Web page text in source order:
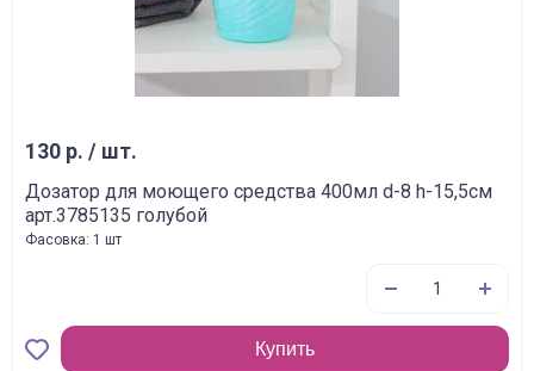
130 р. / шт.
Дозатор для моющего средства 400мл d-8 h-15,5см
арт.3785135 голубой
Фасовка: 1 шт
Купить